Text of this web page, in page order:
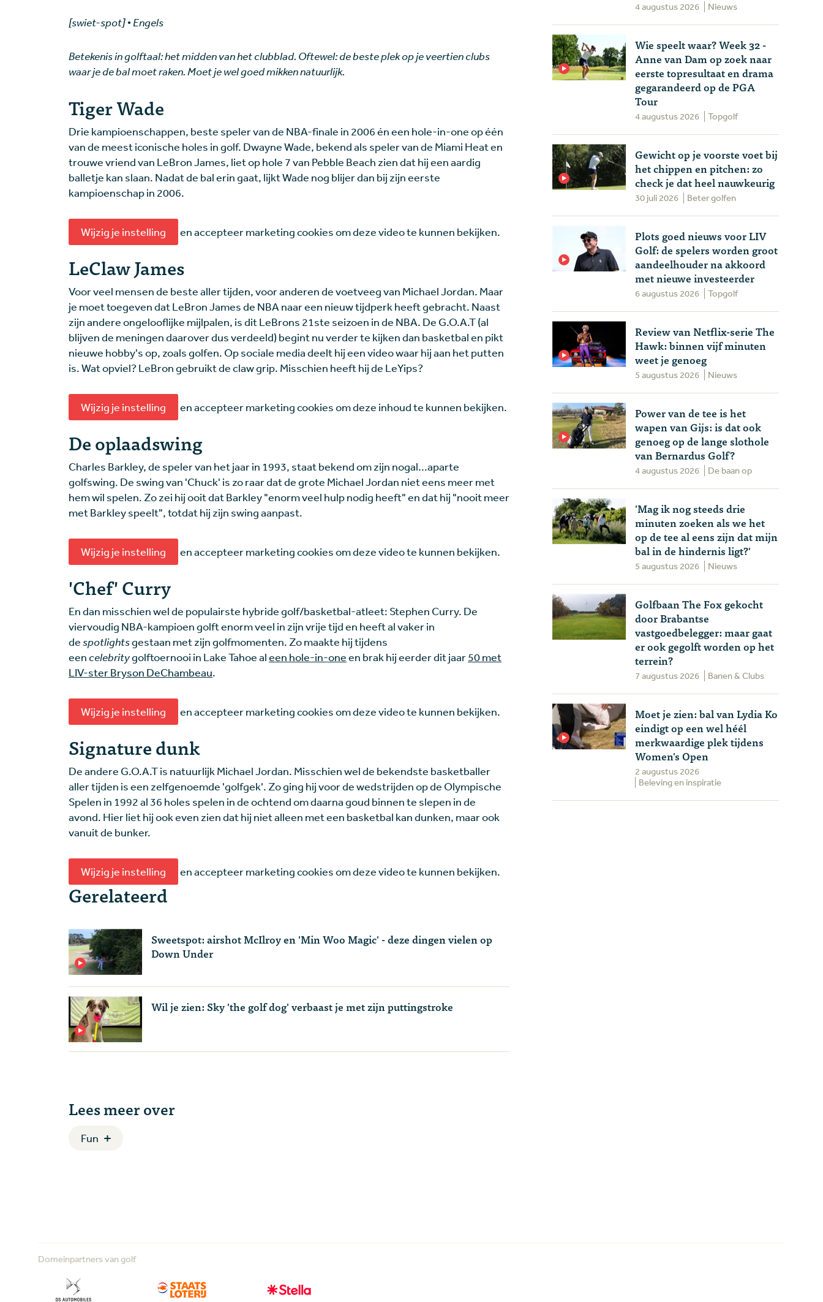
[swiet-spot] • Engels
Betekenis in golftaal: het midden van het clubblad. Oftewel: de beste plek op je veertien clubs
waar je de bal moet raken. Moet je wel goed mikken natuurlijk.
Tiger Wade
Drie kampioenschappen, beste speler van de NBA-finale in 2006 én een hole-in-one op één
van de meest iconische holes in golf. Dwayne Wade, bekend als speler van de Miami Heat en
trouwe vriend van LeBron James, liet op hole 7 van Pebble Beach zien dat hij een aardig
balletje kan slaan. Nadat de bal erin gaat, lijkt Wade nog blijer dan bij zijn eerste
kampioenschap in 2006.
Wijzig je instelling en accepteer marketing cookies om deze video te kunnen bekijken.
LeClaw James
Voor veel mensen de beste aller tijden, voor anderen de voetveeg van Michael Jordan. Maar
je moet toegeven dat LeBron James de NBA naar een nieuw tijdperk heeft gebracht. Naast
zijn andere ongelooflijke mijlpalen, is dit LeBrons 21ste seizoen in de NBA. De G.O.A.T (al
blijven de meningen daarover dus verdeeld) begint nu verder te kijken dan basketbal en pikt
nieuwe hobby's op, zoals golfen. Op sociale media deelt hij een video waar hij aan het putten
is. Wat opviel? LeBron gebruikt de claw grip. Misschien heeft hij de LeYips?
Wijzig je instelling en accepteer marketing cookies om deze inhoud te kunnen bekijken.
De oplaadswing
Charles Barkley, de speler van het jaar in 1993, staat bekend om zijn nogal...aparte
golfswing. De swing van 'Chuck' is zo raar dat de grote Michael Jordan niet eens meer met
hem wil spelen. Zo zei hij ooit dat Barkley "enorm veel hulp nodig heeft" en dat hij "nooit meer
met Barkley speelt", totdat hij zijn swing aanpast.
Wijzig je instelling en accepteer marketing cookies om deze video te kunnen bekijken.
'Chef' Curry
En dan misschien wel de populairste hybride golf/basketbal-atleet: Stephen Curry. De
viervoudig NBA-kampioen golft enorm veel in zijn vrije tijd en heeft al vaker in
despotlightsgestaan met zijn golfmomenten. Zo maakte hij tijdens
eencelebritygolftoernooi in Lake Tahoe aleen hole-in-oneen brak hij eerder dit jaar50 met
LIV-ster Bryson DeChambeau.
Wijzig je instelling en accepteer marketing cookies om deze video te kunnen bekijken.
Signature dunk
De andere G.O.A.T is natuurlijk Michael Jordan. Misschien wel de bekendste basketballer
aller tijden is een zelfgenoemde 'golfgek'. Zo ging hij voor de wedstrijden op de Olympische
Spelen in 1992 al 36 holes spelen in de ochtend om daarna goud binnen te slepen in de
avond. Hier liet hij ook even zien dat hij niet alleen met een basketbal kan dunken, maar ook
vanuit de bunker.
Wijzig je instelling en accepteer marketing cookies om deze video te kunnen bekijken.
Gerelateerd
Sweetspot: airshot McIlroy en 'Min Woo Magic' - deze dingen vielen op
Down Under
Wil je zien: Sky 'the golf dog' verbaast je met zijn puttingstroke
Lees meer over
Fun
4 augustus 2026 Nieuws
Wie speelt waar? Week 32 -
Anne van Dam op zoek naar
eerste topresultaat en drama
gegarandeerd op de PGA
Tour
4 augustus 2026 Topgolf
Gewicht op je voorste voet bij
het chippen en pitchen: zo
check je dat heel nauwkeurig
30 juli 2026 Beter golfen
Plots goed nieuws voor LIV
Golf: de spelers worden groot
aandeelhouder na akkoord
met nieuwe investeerder
6 augustus 2026 Topgolf
Review van Netflix-serie The
Hawk: binnen vijf minuten
weet je genoeg
5 augustus 2026 Nieuws
Power van de tee is het
wapen van Gijs: is dat ook
genoeg op de lange slothole
van Bernardus Golf?
4 augustus 2026 De baan op
'Mag ik nog steeds drie
minuten zoeken als we het
op de tee al eens zijn dat mijn
bal in de hindernis ligt?'
5 augustus 2026 Nieuws
Golfbaan The Fox gekocht
door Brabantse
vastgoedbelegger: maar gaat
er ook gegolft worden op het
terrein?
7 augustus 2026 Banen & Clubs
Moet je zien: bal van Lydia Ko
eindigt op een wel héél
merkwaardige plek tijdens
Women's Open
2 augustus 2026
Beleving en inspiratie
Domeinpartners van golf